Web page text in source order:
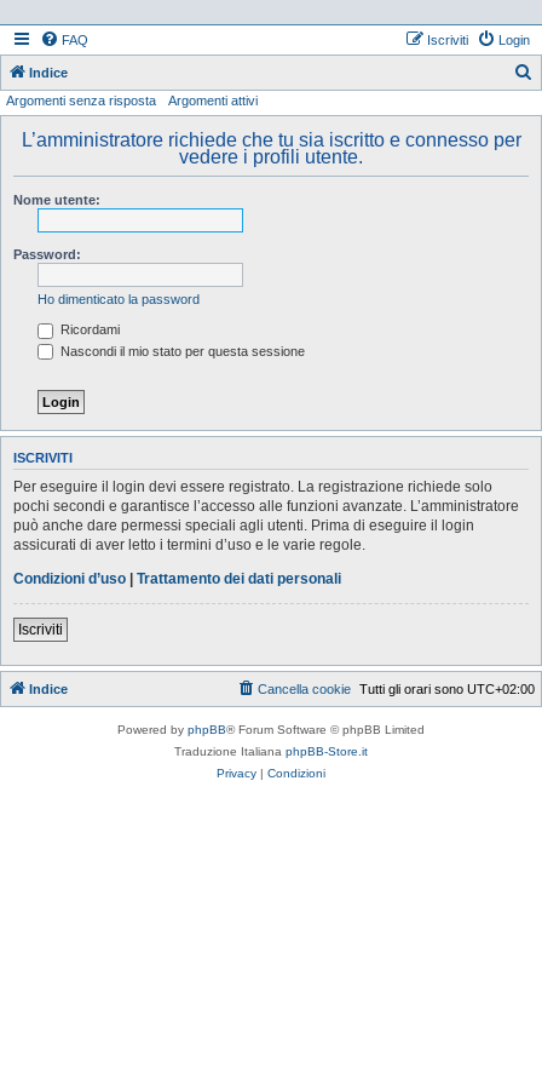
FAQ Login
Iscriviti
Indice
Argomenti senza risposta Argomenti attivi
L’amministratore richiede che tu sia iscritto e connesso per
vedere i profili utente.
Nome utente:
Password:
Ho dimenticato la password
Ricordami
Nascondi il mio stato per questa sessione
ISCRIVITI
Per eseguire il login devi essere registrato. La registrazione richiede solo
pochi secondi e garantisce l’accesso alle funzioni avanzate. L’amministratore
può anche dare permessi speciali agli utenti. Prima di eseguire il login
assicurati di aver letto i termini d’uso e le varie regole.
Condizioni d’uso | Trattamento dei dati personali
Iscriviti
Indice Tutti gli orari sono UTC+02:00
Cancella cookie
Powered by phpBB® Forum Software © phpBB Limited
Traduzione Italiana phpBB-Store.it
Privacy | Condizioni